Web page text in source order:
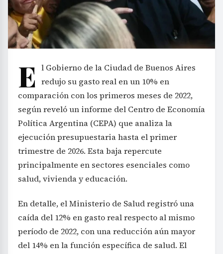
E l Gobierno de la Ciudad de Buenos Aires
redujo su gasto real en un 10% en
comparación con los primeros meses de 2022,
según reveló un informe del Centro de Economía
Política Argentina (CEPA) que analiza la
ejecución presupuestaria hasta el primer
trimestre de 2026. Esta baja repercute
principalmente en sectores esenciales como
salud, vivienda y educación.
En detalle, el Ministerio de Salud registró una
caída del 12% en gasto real respecto al mismo
período de 2022, con una reducción aún mayor
del 14% en la función específica de salud. El